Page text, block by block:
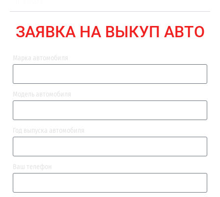
ЗАЯВКА НА ВЫКУП АВТО
Марка автомобиля
Модель автомобиля
Год выпуска автомобиля
Ваш телефон